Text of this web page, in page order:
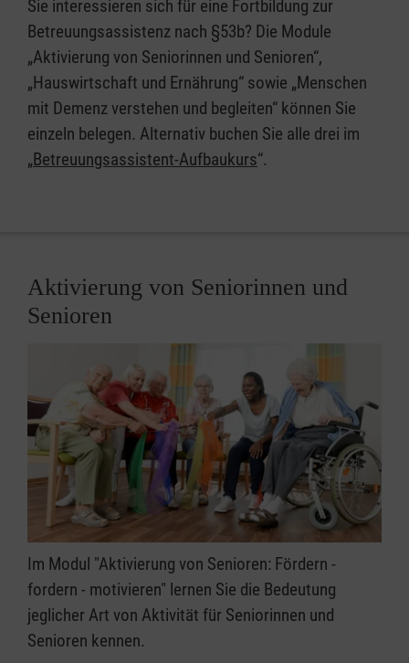
Sie interessieren sich für eine Fortbildung zur
Betreuungsassistenz nach §53b? Die Module
„Aktivierung von Seniorinnen und Senioren“,
„Hauswirtschaft und Ernährung“ sowie „Menschen
mit Demenz verstehen und begleiten“ können Sie
einzeln belegen. Alternativ buchen Sie alle drei im
„Betreuungsassistent-Aufbaukurs“.
Aktivierung von Seniorinnen und
Senioren
Im Modul "Aktivierung von Senioren: Fördern -
fordern - motivieren" lernen Sie die Bedeutung
jeglicher Art von Aktivität für Seniorinnen und
Senioren kennen.